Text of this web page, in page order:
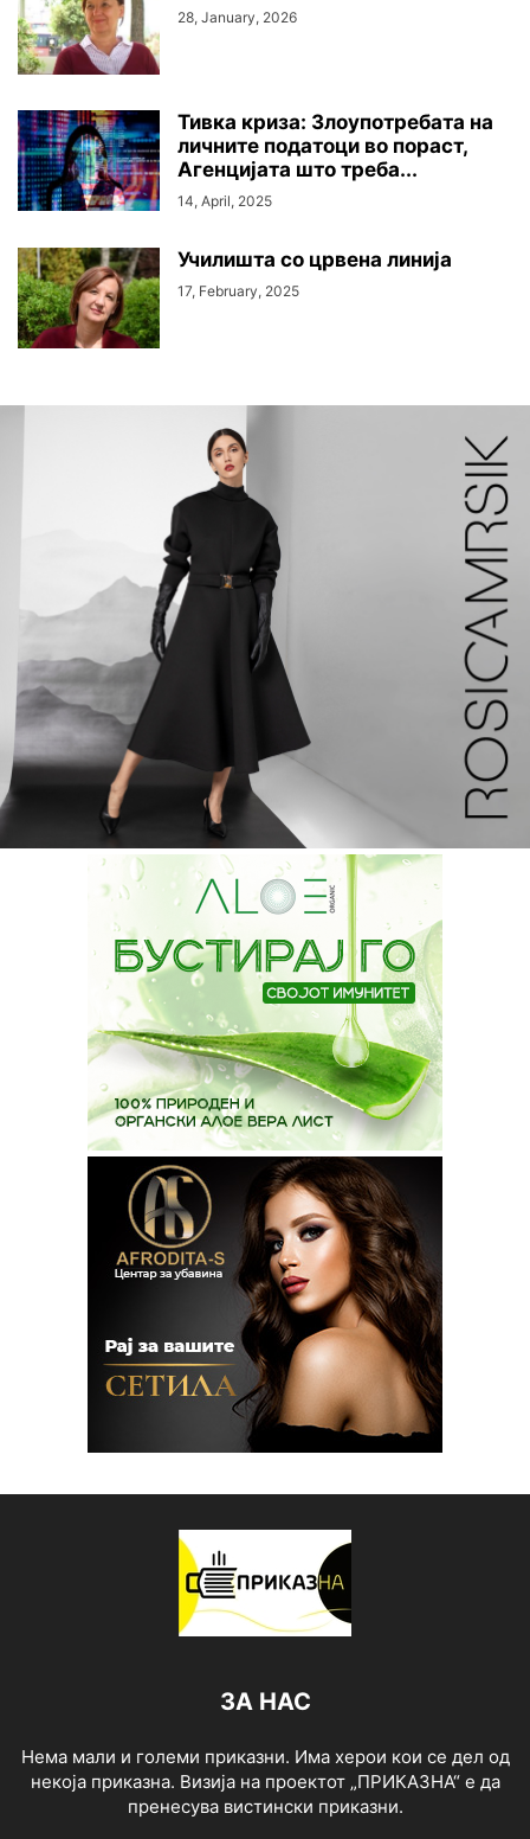
28, January, 2026
Тивка криза: Злоупотребата на
личните податоци во пораст,
Агенцијата што треба...
14, April, 2025
Училишта со црвена линија
17, February, 2025
ЗА НАС
Нема мали и големи приказни. Има херои кои се дел од
некоја приказна. Визија на проектот „ПРИКАЗНА“ е да
пренесува вистински приказни.